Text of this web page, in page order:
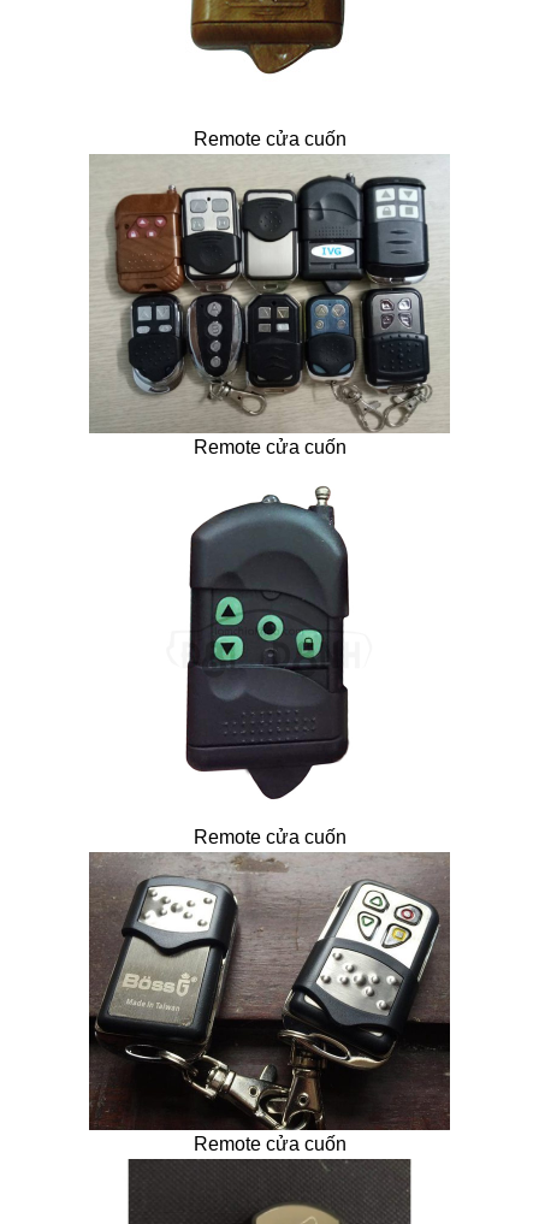
Remote cửa cuốn
Remote cửa cuốn
Remote cửa cuốn
Remote cửa cuốn